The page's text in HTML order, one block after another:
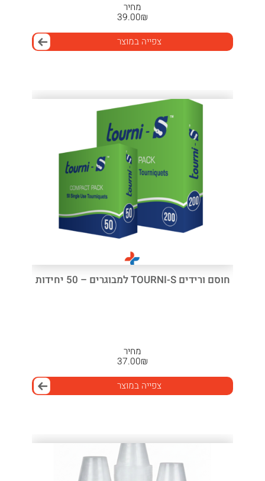
מחיר
₪
39.00
צפייה במוצר
חוסם ורידים TOURNI-S למבוגרים – 50 יחידות
מחיר
₪
37.00
צפייה במוצר